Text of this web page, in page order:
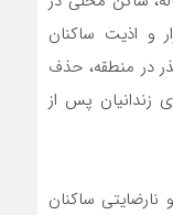
به آزار و اذیت ساکنان
در منطقه، حذف
زندانیان پس از
نارضایتی ساکنان